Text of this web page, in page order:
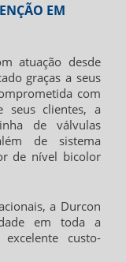
EM
atuação desde
graças a seus
com
seus clientes, a
de válvulas
de sistema
de nível bicolor
a Durcon
em toda a
custo-